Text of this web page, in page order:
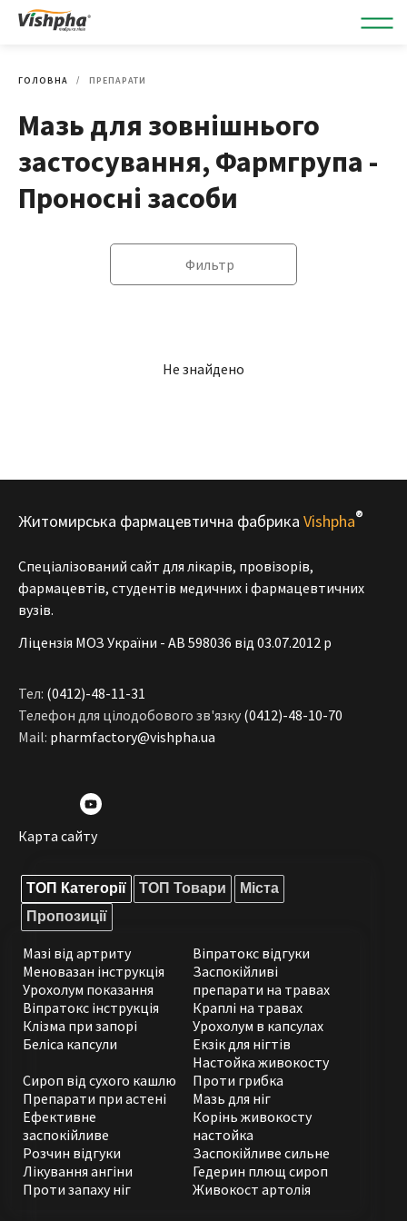
ГОЛОВНА ПРЕПАРАТИ
Мазь для зовнішнього
застосування, Фармгрупа -
Проносні засоби
Фильтр
Не знайдено
Житомирська фармацевтична фабрика Vishpha®
Спеціалізований сайт для лікарів, провізорів,
фармацевтів, студентів медичних і фармацевтичних
вузів.
Ліцензія МОЗ України - АВ 598036 від 03.07.2012 р
Тел: (0412)-48-11-31
Телефон для цілодобового зв'язку (0412)-48-10-70
Mail: pharmfactory@vishpha.ua
Карта сайту
ТОП Категорії ТОП Товари
Міста
Пропозиції
Мазі від артриту
Меновазан інструкція
Урохолум показання
Віпратокс інструкція
Клізма при запорі
Беліса капсули
Віпратокс відгуки
Заспокійливі
препарати на травах
Краплі на травах
Урохолум в капсулах
Екзік для нігтів
Настойка живокосту
Сироп від сухого кашлю
Препарати при астені
Ефективне
заспокійливе
Розчин відгуки
Лікування ангіни
Проти запаху ніг
Проти грибка
Мазь для ніг
Корінь живокосту
настойка
Заспокійливе сильне
Гедерин плющ сироп
Живокост артолія